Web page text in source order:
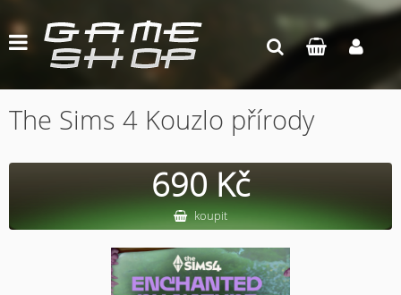
The Sims 4 Kouzlo přírody
690 Kč
koupit